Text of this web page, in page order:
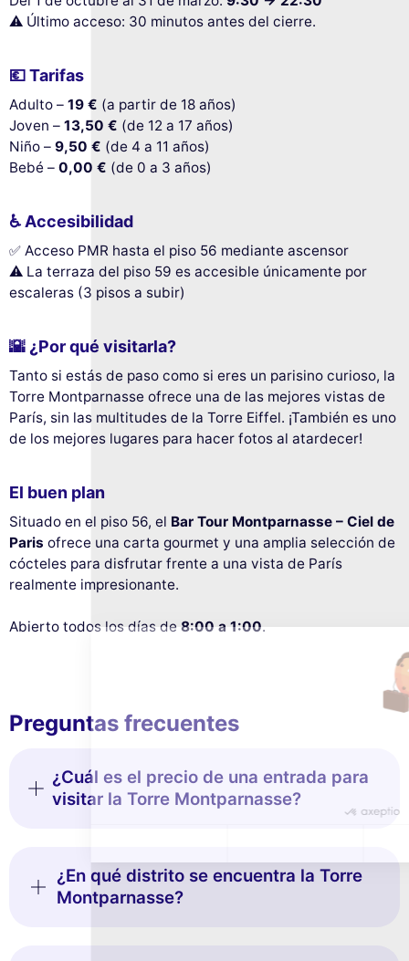
Este sitio web utiliza
cookies
Utilizamos cookies y sus datos personales
navegación, medir nuestra audiencia y personalizar los anuncios
Rechazar todo Gestionar cookies
⚠️ Último acceso: 30 minutos antes del cierre.
💶Tarifas
Adulto – 19 € (a partir de 18 años)
Joven – 13,50 € (de 12 a 17 años)
Niño – 9,50 € (de 4 a 11 años)
Bebé – 0,00 € (de 0 a 3 años)
♿ Accesibilidad
✅ Acceso PMR hasta el piso 56 mediante ascensor
⚠️ La terraza del piso 59 es accesible únicamente por
escaleras (3 pisos a subir)
🌇 ¿Por qué visitarla?
Tanto si estás de paso como si eres un parisino curioso, la
Torre Montparnasse ofrece una de las mejores vistas de
París, sin las multitudes de la Torre Eiffel. ¡También es uno
de los mejores lugares para hacer fotos al atardecer!
El buen plan
Situado en el piso 56, el Bar Tour Montparnasse – Ciel de
Paris ofrece una carta gourmet y una amplia selección de
cócteles para disfrutar frente a una vista de París
realmente impresionante.
Abierto todos los días de 8:00 a 1:00.
Preguntas frecuentes
¿Cuál es el precio de una entrada para
visitar la Torre Montparnasse?
¿En qué distrito se encuentra la Torre
Montparnasse?